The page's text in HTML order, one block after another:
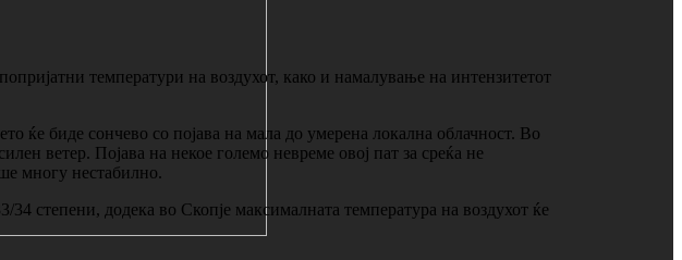
температури на воздухот, како и намалување на интензитетот
ќе биде сончево со појава на мала до умерена локална облачност. Во
ветер. Појава на некое големо невреме овој пат за среќа не
многу нестабилно.
степени, додека во Скопје максималната температура на воздухот ќе